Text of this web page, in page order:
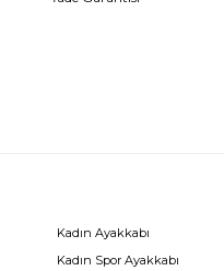
Kadın Ayakkabı
Kadın Spor Ayakkabı